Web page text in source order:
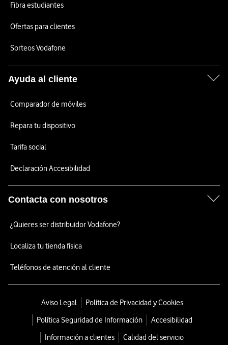
Fibra estudiantes
Ofertas para clientes
Sorteos Vodafone
Ayuda al cliente
Comparador de móviles
Repara tu dispositivo
Tarifa social
Declaración Accesibilidad
Contacta con nosotros
¿Quieres ser distribuidor Vodafone?
Localiza tu tienda física
Teléfonos de atención al cliente
Aviso Legal
Política de Privacidad y Cookies
Política Seguridad de Información
Accesibilidad
Información a clientes
Calidad del servicio